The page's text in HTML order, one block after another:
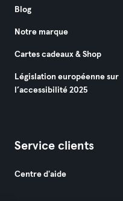
Blog
Notre marque
Cartes cadeaux & Shop
Législation européenne sur
l’accessibilité 2025
Service clients
Centre d'aide